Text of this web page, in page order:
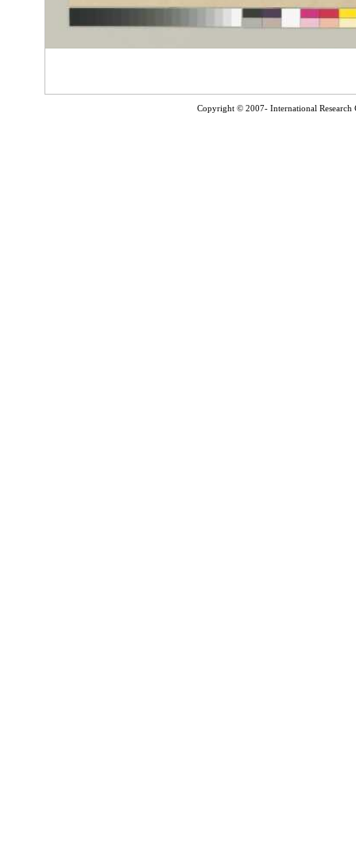
Copyright © 2007- International Research